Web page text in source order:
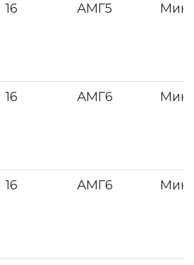
16 АМГ5
16 АМГ6
16 АМГ6